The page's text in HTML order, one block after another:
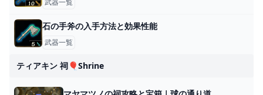
石の手斧の入手方法と効果性能
武器一覧
ティアキン 祠🎈shrine